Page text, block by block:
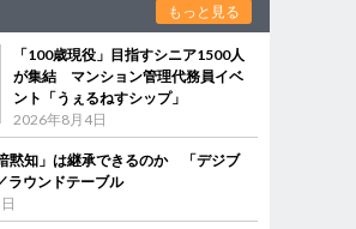
もっと見る
「100歳現役」目指すシニア1500人
が集結 マンション管理代務員イベ
ント「うぇるねすシップ」
2026年8月4日
黙知」は継承できるのか 「デジブ
ラウンドテーブル